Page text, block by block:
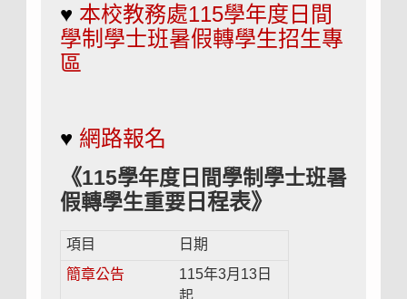
♥ 本校教務處115學年度日間
學制學士班暑假轉學生招生專
區
♥ 網路報名
《115學年度日間學制學士班暑
假轉學生重要日程表》
項目
日期
簡章公告
115年3月13日
起